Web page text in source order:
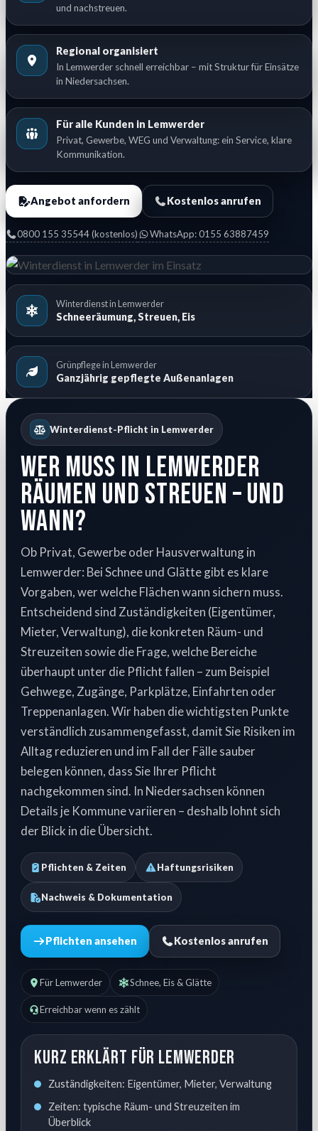
und nachstreuen.
Regional organisiert
In Lemwerder schnell erreichbar – mit Struktur für Einsätze
in Niedersachsen.
Für alle Kunden in Lemwerder
Privat, Gewerbe, WEG und Verwaltung: ein Service, klare
Kommunikation.
Angebot anfordern Kostenlos anrufen
0800 155 35544 (kostenlos) WhatsApp: 0155 63887459
Winterdienst in Lemwerder
Schneeräumung, Streuen, Eis
Grünpflege in Lemwerder
Ganzjährig gepflegte Außenanlagen
Winterdienst-Pflicht in Lemwerder
Wer muss in Lemwerder
räumen und streuen – und
wann?
Ob Privat, Gewerbe oder Hausverwaltung in
Lemwerder: Bei Schnee und Glätte gibt es klare
Vorgaben, wer welche Flächen wann sichern muss.
Entscheidend sind Zuständigkeiten (Eigentümer,
Mieter, Verwaltung), die konkreten Räum- und
Streuzeiten sowie die Frage, welche Bereiche
überhaupt unter die Pflicht fallen – zum Beispiel
Gehwege, Zugänge, Parkplätze, Einfahrten oder
Treppenanlagen. Wir haben die wichtigsten Punkte
verständlich zusammengefasst, damit Sie Risiken im
Alltag reduzieren und im Fall der Fälle sauber
belegen können, dass Sie Ihrer Pflicht
nachgekommen sind. In Niedersachsen können
Details je Kommune variieren – deshalb lohnt sich
der Blick in die Übersicht.
Pflichten & Zeiten Haftungsrisiken
Nachweis & Dokumentation
Pflichten ansehen Kostenlos anrufen
Für Lemwerder Schnee, Eis & Glätte
Erreichbar wenn es zählt
Kurz erklärt für Lemwerder
Zuständigkeiten: Eigentümer, Mieter, Verwaltung
Zeiten: typische Räum- und Streuzeiten im
Überblick